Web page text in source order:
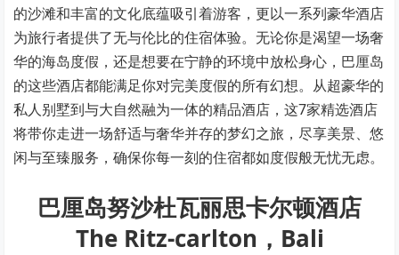
的沙滩和丰富的文化底蕴吸引着游客，更以一系列豪华酒店
为旅行者提供了无与伦比的住宿体验。无论你是渴望一场奢
华的海岛度假，还是想要在宁静的环境中放松身心，巴厘岛
的这些酒店都能满足你对完美度假的所有幻想。从超豪华的
私人别墅到与大自然融为一体的精品酒店，这7家精选酒店
将带你走进一场舒适与奢华并存的梦幻之旅，尽享美景、悠
闲与至臻服务，确保你每一刻的住宿都如度假般无忧无虑。
巴厘岛努沙杜瓦丽思卡尔顿酒店
The Ritz-carlton，Bali